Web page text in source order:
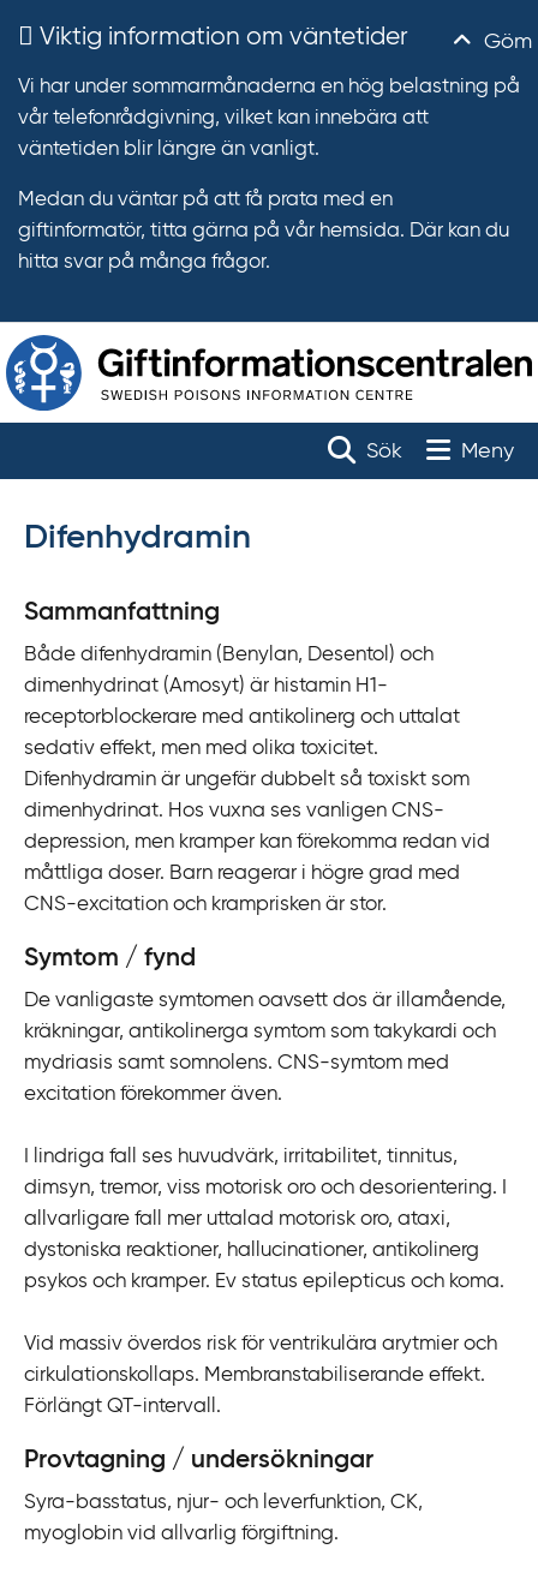
Göm
Viktig information om väntetider
Vi har under sommarmånaderna en hög belastning på
vår telefonrådgivning, vilket kan innebära att
väntetiden blir längre än vanligt.
Medan du väntar på att få prata med en
giftinformatör, titta gärna på vår hemsida. Där kan du
hitta svar på många frågor.
Sök Toggle
Meny
Difenhydramin
Sammanfattning
Både difenhydramin (Benylan, Desentol) och
dimenhydrinat (Amosyt) är histamin H1-
receptorblockerare med antikolinerg och uttalat
sedativ effekt, men med olika toxicitet.
Difenhydramin är ungefär dubbelt så toxiskt som
dimenhydrinat. Hos vuxna ses vanligen CNS-
depression, men kramper kan förekomma redan vid
måttliga doser. Barn reagerar i högre grad med
CNS-excitation och kramprisken är stor.
Symtom / fynd
De vanligaste symtomen oavsett dos är illamående,
kräkningar, antikolinerga symtom som takykardi och
mydriasis samt somnolens. CNS-symtom med
excitation förekommer även.
I lindriga fall ses huvudvärk, irritabilitet, tinnitus,
dimsyn, tremor, viss motorisk oro och desorientering. I
allvarligare fall mer uttalad motorisk oro, ataxi,
dystoniska reaktioner, hallucinationer, antikolinerg
psykos och kramper. Ev status epilepticus och koma.
Vid massiv överdos risk för ventrikulära arytmier och
cirkulationskollaps. Membranstabiliserande effekt.
Förlängt QT-intervall.
Provtagning / undersökningar
Syra-basstatus, njur- och leverfunktion, CK,
myoglobin vid allvarlig förgiftning.